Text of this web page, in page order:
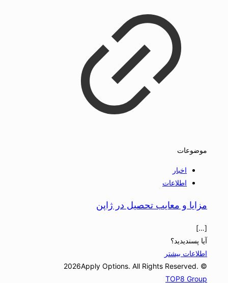
موضوعات
اخبار
اطلاعات
مزایا و معایب تحصیل در ژاپن
[…]
آیا پسندیدید؟
اطلاعات بیشتر
© 2026Apply Options. All Rights Reserved.
TOP8 Group